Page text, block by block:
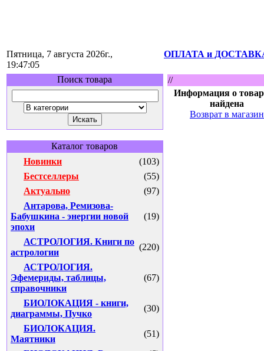
Пятница, 7 августа 2026г.,
19:47:05
ОПЛАТА и
Поиск товара
Каталог товаров
Новинки
(103)
Бестселлеры
(55)
Актуально
(97)
Антарова, Ремизова-
Бабушкина - энергии новой
эпохи
(19)
АСТРОЛОГИЯ. Книги по
астрологии
(220)
АСТРОЛОГИЯ.
Эфемериды, таблицы,
справочники
(67)
БИОЛОКАЦИЯ - книги,
диаграммы, Пучко
(30)
БИОЛОКАЦИЯ.
Маятники
(51)
//
Информация о
найдена
Возврат в магазин